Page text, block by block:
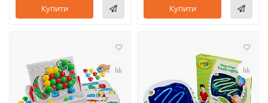
Купити Купити